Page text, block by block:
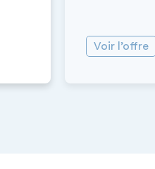
Voir l’offre